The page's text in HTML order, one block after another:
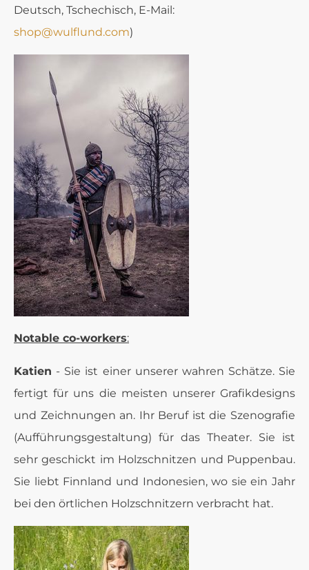
Deutsch, Tschechisch, E-Mail:
shop@wulflund.com)
Notable co-workers:
Katien - Sie ist einer unserer wahren Schätze. Sie
fertigt für uns die meisten unserer Grafikdesigns
und Zeichnungen an. Ihr Beruf ist die Szenografie
(Aufführungsgestaltung) für das Theater. Sie ist
sehr geschickt im Holzschnitzen und Puppenbau.
Sie liebt Finnland und Indonesien, wo sie ein Jahr
bei den örtlichen Holzschnitzern verbracht hat.